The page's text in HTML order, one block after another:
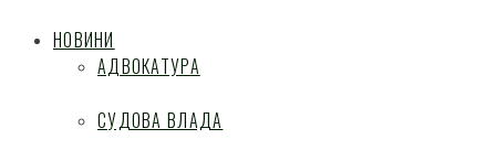
НОВИНИ
АДВОКАТУРА
СУДОВА ВЛАДА